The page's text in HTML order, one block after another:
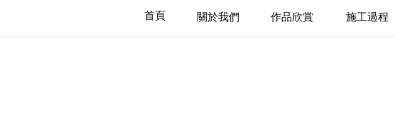
首頁 關於我們 作品欣賞 施工過程